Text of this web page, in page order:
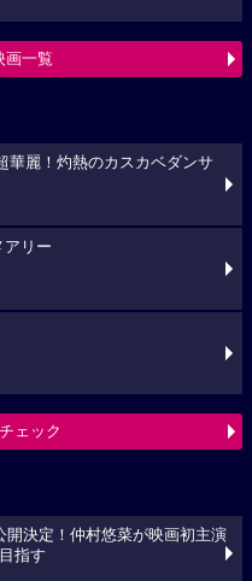
画一覧
華麗！灼熱のカスカベダンサ
アリー
ェック
開決定！仲村悠菜が映画初主演
指す